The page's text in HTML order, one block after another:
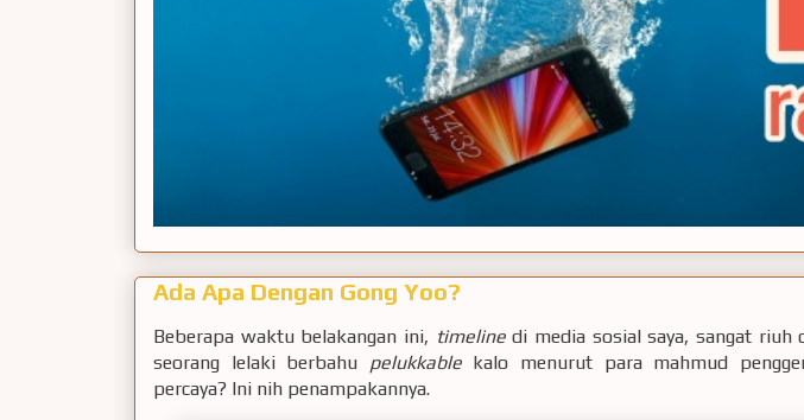
Ada Apa Dengan Gong Yoo?
Beberapa waktu belakangan ini, timelinedi media sosial saya, sangat riuh
seorang lelaki berbahu pelukkable kalo menurut para mahmud
percaya? Ini nih penampakannya.